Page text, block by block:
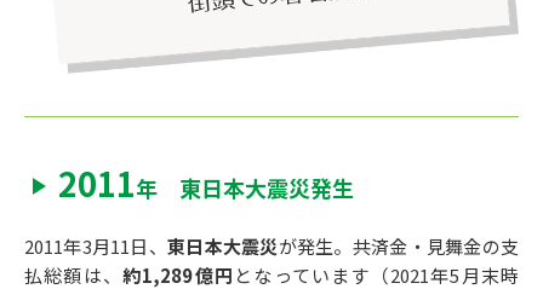
2011年 東日本大震災発生
2011年3月11日、 東日本大震災が発生。共済金・見舞金の支
払総額は、約1,289億円 となっています（2021年5月末時